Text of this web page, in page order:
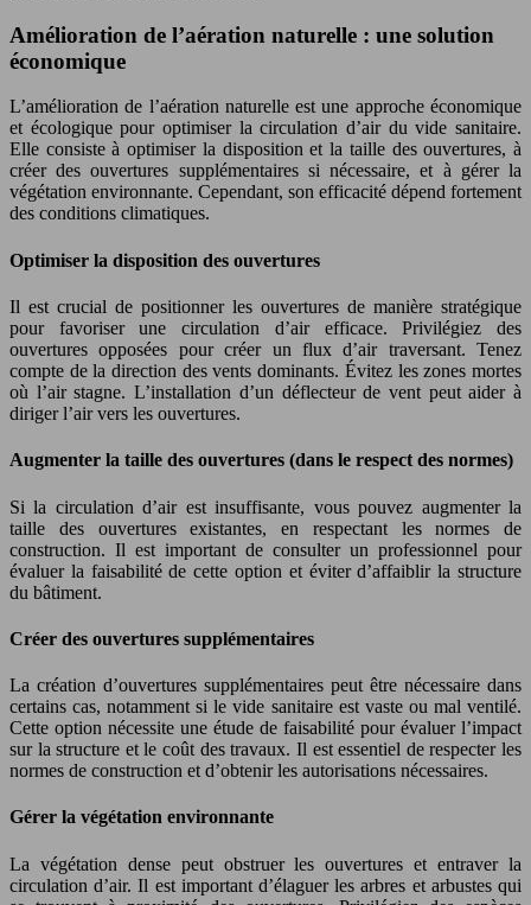
Amélioration de l’aération naturelle : une solution
économique
L’amélioration de l’aération naturelle est une approche économique
et écologique pour optimiser la circulation d’air du vide sanitaire.
Elle consiste à optimiser la disposition et la taille des ouvertures, à
créer des ouvertures supplémentaires si nécessaire, et à gérer la
végétation environnante. Cependant, son efficacité dépend fortement
des conditions climatiques.
Optimiser la disposition des ouvertures
Il est crucial de positionner les ouvertures de manière stratégique
pour favoriser une circulation d’air efficace. Privilégiez des
ouvertures opposées pour créer un flux d’air traversant. Tenez
compte de la direction des vents dominants. Évitez les zones mortes
où l’air stagne. L’installation d’un déflecteur de vent peut aider à
diriger l’air vers les ouvertures.
Augmenter la taille des ouvertures (dans le respect des normes)
Si la circulation d’air est insuffisante, vous pouvez augmenter la
taille des ouvertures existantes, en respectant les normes de
construction. Il est important de consulter un professionnel pour
évaluer la faisabilité de cette option et éviter d’affaiblir la structure
du bâtiment.
Créer des ouvertures supplémentaires
La création d’ouvertures supplémentaires peut être nécessaire dans
certains cas, notamment si le vide sanitaire est vaste ou mal ventilé.
Cette option nécessite une étude de faisabilité pour évaluer l’impact
sur la structure et le coût des travaux. Il est essentiel de respecter les
normes de construction et d’obtenir les autorisations nécessaires.
Gérer la végétation environnante
La végétation dense peut obstruer les ouvertures et entraver la
circulation d’air. Il est important d’élaguer les arbres et arbustes qui